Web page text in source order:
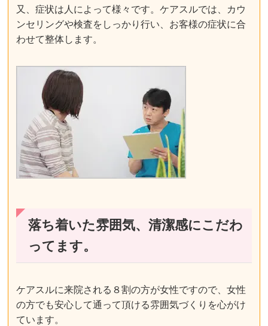
又、症状は人によって様々です。ケアスルでは、カウ
ンセリングや検査をしっかり行い、お客様の症状に合
わせて整体します。
落ち着いた雰囲気、清潔感にこだわ
ってます。
ケアスルに来院される８割の方が女性ですので、女性
の方でも安心して通って頂ける雰囲気づくりを心がけ
ています。